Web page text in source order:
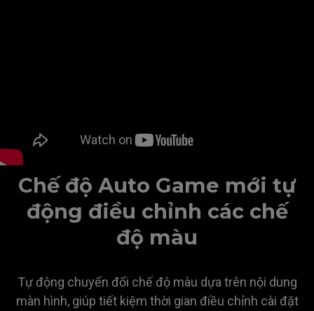
Chế độ Auto Game mới tự
động điều chỉnh các chế
độ màu
Tự động chuyển đổi chế độ màu dựa trên nội dung
màn hình, giúp tiết kiệm thời gian điều chỉnh cài đặt